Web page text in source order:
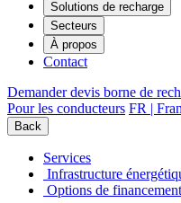
Solutions de recharge
Secteurs
À propos
Contact
Demander devis borne de
Pour les conducteurs FR |
Back
Services
Infrastructure
Options de financement